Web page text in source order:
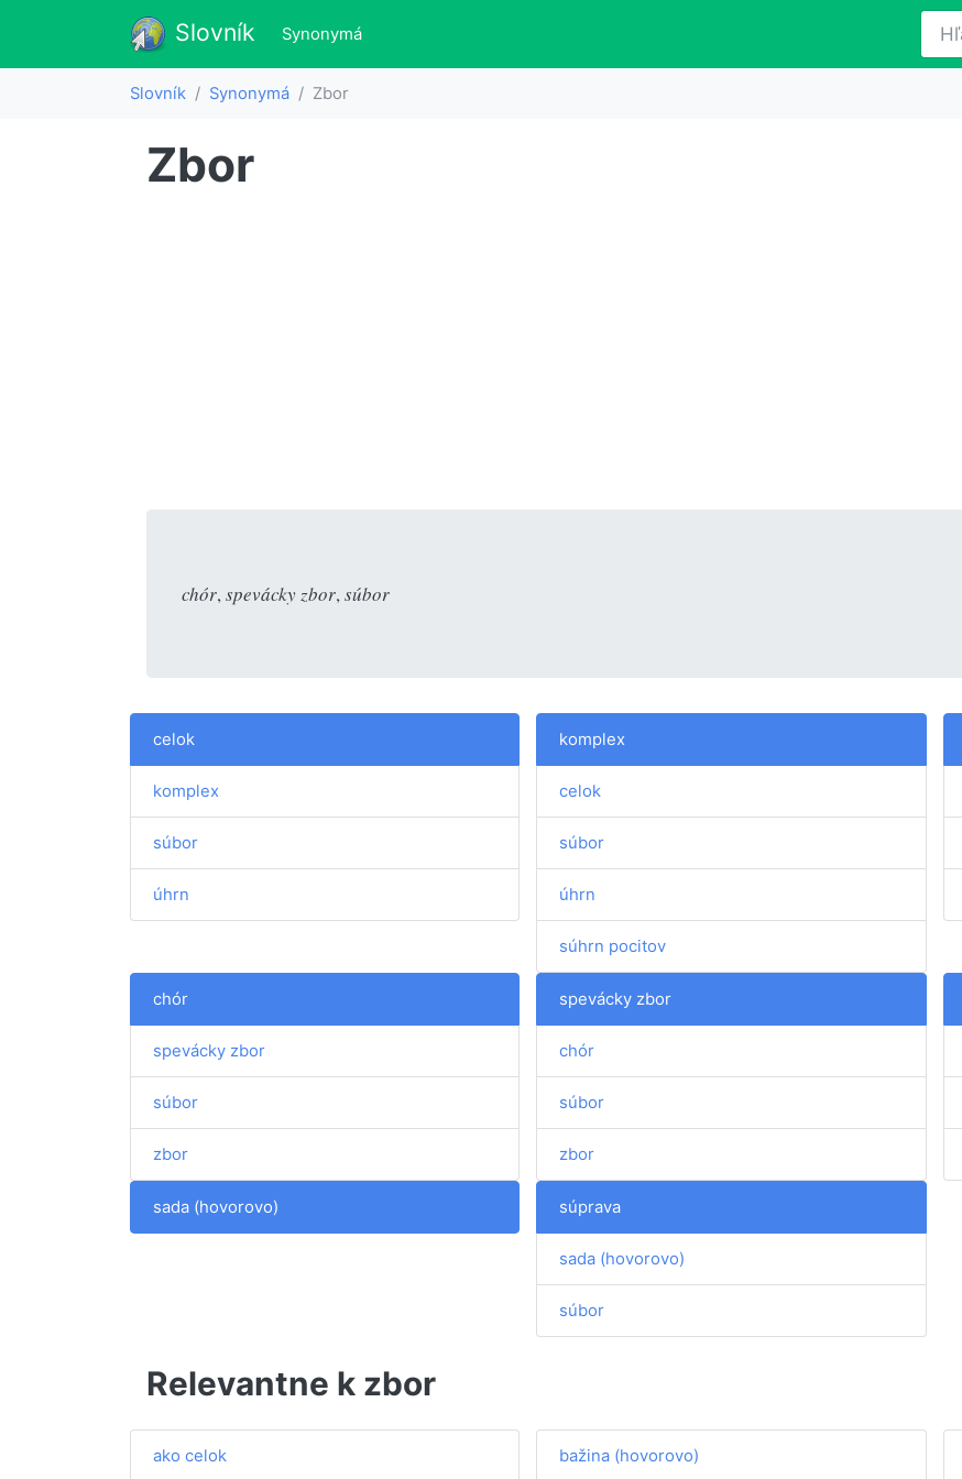
Slovník Slovník
Synonymá(aktualne)
Slovník Synonymá Zbor
Zbor
chór, spevácky zbor, súbor
celok
komplex
súbor
úhrn
komplex
celok
súbor
úhrn
súhrn pocitov
chór
spevácky zbor
súbor
zbor
spevácky zbor
chór
súbor
zbor
sada (hovorovo) súprava
sada (hovorovo)
súbor
Relevantne k zbor
ako celok bažina (hovorovo)